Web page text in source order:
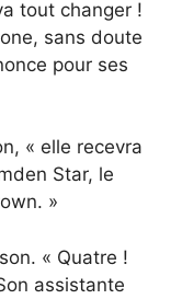
tout changer !
sans doute
pour ses
« elle recevra
Star, le
»
« Quatre !
assistante